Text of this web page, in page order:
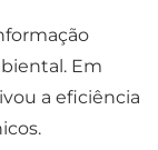
Em
a eficiência